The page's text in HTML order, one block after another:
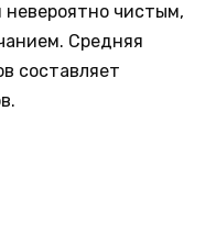
невероятно чистым,
Средняя
составляет